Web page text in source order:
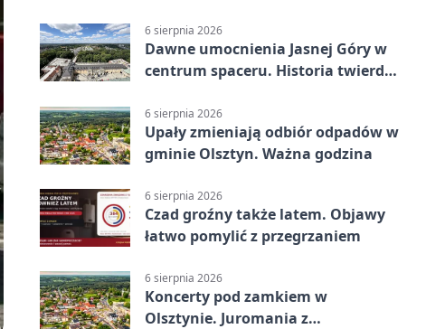
6 sierpnia 2026
Dawne umocnienia Jasnej Góry w
centrum spaceru. Historia twierdzy
6 sierpnia 2026
Upały zmieniają odbiór odpadów w
gminie Olsztyn. Ważna godzina
6 sierpnia 2026
Czad groźny także latem. Objawy
łatwo pomylić z przegrzaniem
6 sierpnia 2026
Koncerty pod zamkiem w
Olsztynie. Juromania z